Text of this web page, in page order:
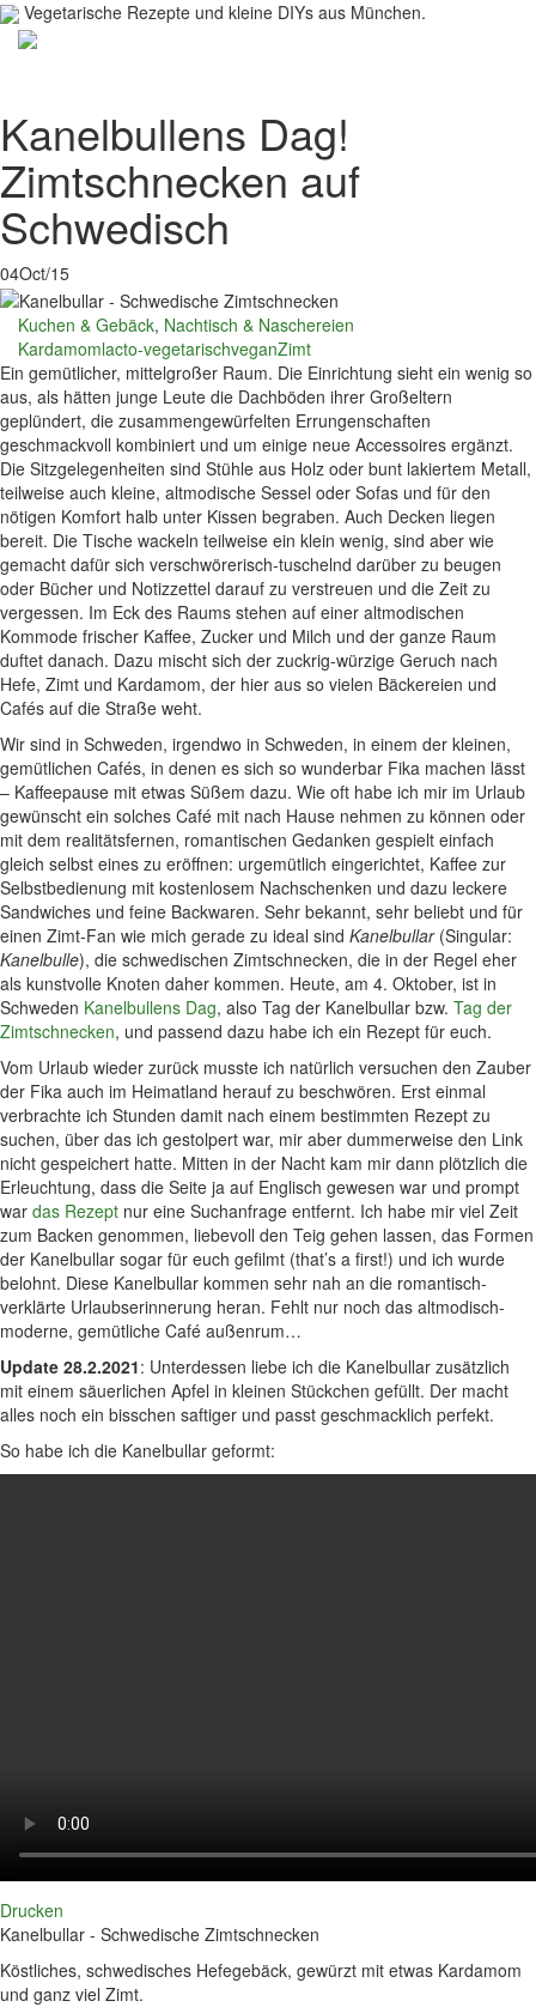
Vegetarische Rezepte und kleine DIYs aus München.
Kanelbullens Dag!
Zimtschnecken auf
Schwedisch
04Oct/15
Kuchen & Gebäck, Nachtisch & Naschereien
Kardamomlacto-vegetarischveganZimt
Ein gemütlicher, mittelgroßer Raum. Die Einrichtung sieht ein wenig so
aus, als hätten junge Leute die Dachböden ihrer Großeltern
geplündert, die zusammengewürfelten Errungenschaften
geschmackvoll kombiniert und um einige neue Accessoires ergänzt.
Die Sitzgelegenheiten sind Stühle aus Holz oder bunt lakiertem Metall,
teilweise auch kleine, altmodische Sessel oder Sofas und für den
nötigen Komfort halb unter Kissen begraben. Auch Decken liegen
bereit. Die Tische wackeln teilweise ein klein wenig, sind aber wie
gemacht dafür sich verschwörerisch-tuschelnd darüber zu beugen
oder Bücher und Notizzettel darauf zu verstreuen und die Zeit zu
vergessen. Im Eck des Raums stehen auf einer altmodischen
Kommode frischer Kaffee, Zucker und Milch und der ganze Raum
duftet danach. Dazu mischt sich der zuckrig-würzige Geruch nach
Hefe, Zimt und Kardamom, der hier aus so vielen Bäckereien und
Cafés auf die Straße weht.
Wir sind in Schweden, irgendwo in Schweden, in einem der kleinen,
gemütlichen Cafés, in denen es sich so wunderbar Fika machen lässt
– Kaffeepause mit etwas Süßem dazu. Wie oft habe ich mir im Urlaub
gewünscht ein solches Café mit nach Hause nehmen zu können oder
mit dem realitätsfernen, romantischen Gedanken gespielt einfach
gleich selbst eines zu eröffnen: urgemütlich eingerichtet, Kaffee zur
Selbstbedienung mit kostenlosem Nachschenken und dazu leckere
Sandwiches und feine Backwaren. Sehr bekannt, sehr beliebt und für
einen Zimt-Fan wie mich gerade zu ideal sind Kanelbullar(Singular:
Kanelbulle), die schwedischen Zimtschnecken, die in der Regel eher
als kunstvolle Knoten daher kommen. Heute, am 4. Oktober, ist in
Schweden Kanelbullens Dag, also Tag der Kanelbullar bzw. Tag der
Zimtschnecken, und passend dazu habe ich ein Rezept für euch.
Vom Urlaub wieder zurück musste ich natürlich versuchen den Zauber
der Fika auch im Heimatland herauf zu beschwören. Erst einmal
verbrachte ich Stunden damit nach einem bestimmten Rezept zu
suchen, über das ich gestolpert war, mir aber dummerweise den Link
nicht gespeichert hatte. Mitten in der Nacht kam mir dann plötzlich die
Erleuchtung, dass die Seite ja auf Englisch gewesen war und prompt
war das Rezept nur eine Suchanfrage entfernt. Ich habe mir viel Zeit
zum Backen genommen, liebevoll den Teig gehen lassen, das Formen
der Kanelbullar sogar für euch gefilmt (that’s a first!) und ich wurde
belohnt. Diese Kanelbullar kommen sehr nah an die romantisch-
verklärte Urlaubserinnerung heran. Fehlt nur noch das altmodisch-
moderne, gemütliche Café außenrum…
Update 28.2.2021: Unterdessen liebe ich die Kanelbullar zusätzlich
mit einem säuerlichen Apfel in kleinen Stückchen gefüllt. Der macht
alles noch ein bisschen saftiger und passt geschmacklich perfekt.
So habe ich die Kanelbullar geformt:
Drucken
Kanelbullar - Schwedische Zimtschnecken
Köstliches, schwedisches Hefegebäck, gewürzt mit etwas Kardamom
und ganz viel Zimt.